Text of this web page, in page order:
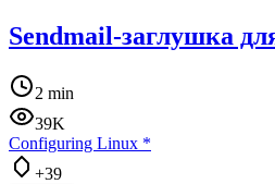
Sendmail-заглушка
2 min
39K
Configuring Linux *
+39